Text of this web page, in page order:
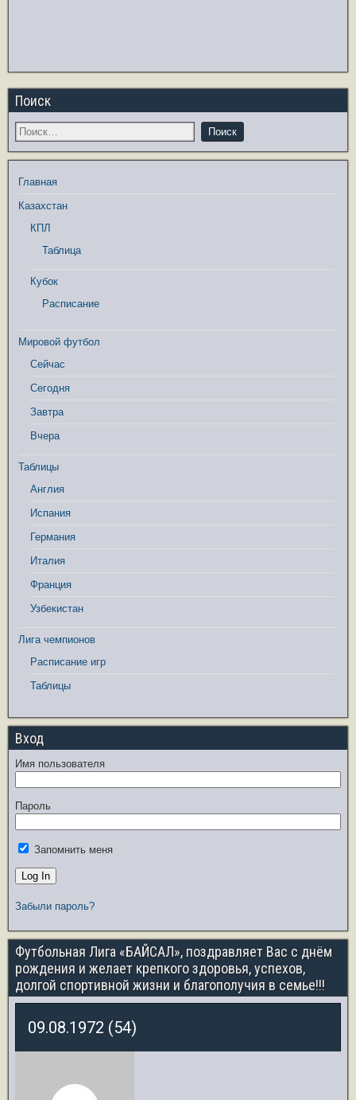
Поиск
Главная
Казахстан
КПЛ
Таблица
Кубок
Расписание
Мировой футбол
Сейчас
Сегодня
Завтра
Вчера
Таблицы
Англия
Испания
Германия
Италия
Франция
Узбекистан
Лига чемпионов
Расписание игр
Таблицы
Вход
Имя пользователя
Пароль
Запомнить меня
Забыли пароль?
Футбольная Лига «БАЙСАЛ», поздравляет Вас с днём
рождения и желает крепкого здоровья, успехов,
долгой спортивной жизни и благополучия в семье!!!
09.08.1972 (54)